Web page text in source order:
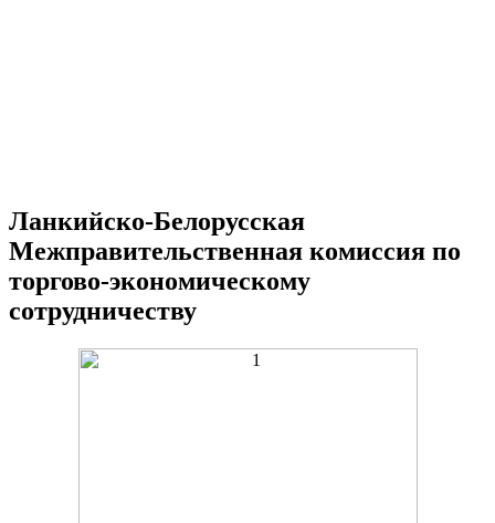
Ланкийско-Белорусская
Межправительственная комиссия по
торгово-экономическому
сотрудничеству